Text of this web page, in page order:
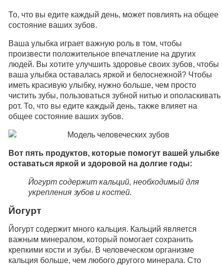
То, что вы едите каждый день, может повлиять на общее
состояние ваших зубов.
Ваша улыбка играет важную роль в том, чтобы
произвести положительное впечатление на других
людей. Вы хотите улучшить здоровье своих зубов, чтобы
ваша улыбка оставалась яркой и белоснежной? Чтобы
иметь красивую улыбку, нужно больше, чем просто
чистить зубы, пользоваться зубной нитью и ополаскивать
рот. То, что вы едите каждый день, также влияет на
общее состояние ваших зубов.
Вот пять продуктов, которые помогут вашей улыбке
оставаться яркой и здоровой на долгие годы:
Йогурт содержит кальций, необходимый для
укрепления зубов и костей.
Йогурт
Йогурт содержит много кальция. Кальций является
важным минералом, который помогает сохранить
крепкими кости и зубы. В человеческом организме
кальция больше, чем любого другого минерала. Сто